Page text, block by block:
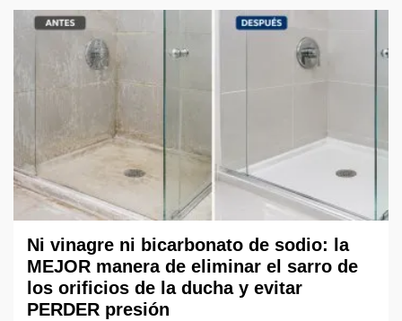
Ni vinagre ni bicarbonato de sodio: la
MEJOR manera de eliminar el sarro de
los orificios de la ducha y evitar
PERDER presión